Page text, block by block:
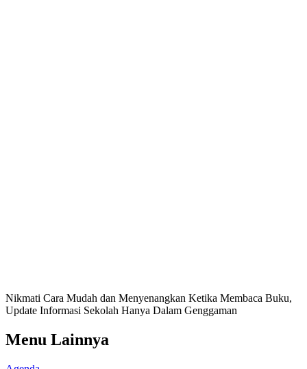
Nikmati Cara Mudah dan Menyenangkan Ketika Membaca Buku,
Update Informasi Sekolah Hanya Dalam Genggaman
Menu Lainnya